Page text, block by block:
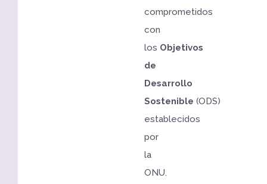
comprometidos
con
los Objetivos
de
Desarrollo
Sostenible (ODS)
establecidos
por
la
ONU.